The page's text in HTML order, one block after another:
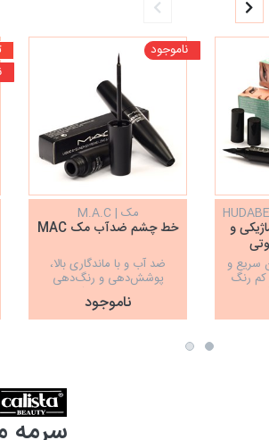
و
و
رنگ
ناموجود
مک | M.A.C
خط چشم ضدآب مک MAC
ضد آب و با ماندگاری بالا،
پوشش‌دهی و رنگ‌دهی
فوق‌العاده مشکی
ناموجود